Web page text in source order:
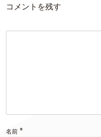
コメントを残す
名前 *